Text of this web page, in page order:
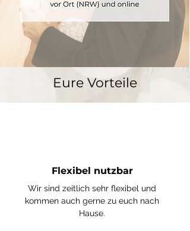
Eure Vorteile
Flexibel nutzbar
Wir sind zeitlich sehr flexibel und
kommen auch gerne zu euch nach
Hause.